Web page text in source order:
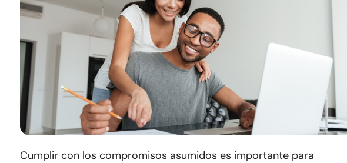
Cumplir con los compromisos asumidos es importante para